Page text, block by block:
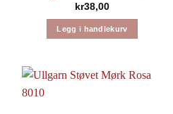
kr38,00
Legg i handlekurv